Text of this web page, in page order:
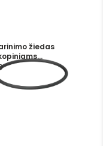
žiedas
d300mm,